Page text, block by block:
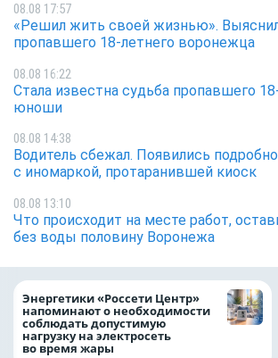
08.08 17:57
«Решил жить своей жизнью».
пропавшего 18-летнего воронежца
08.08 16:22
Стала известна судьба пропавшего
юноши
08.08 14:38
Водитель сбежал. Появились
с иномаркой, протаранившей киоск
08.08 13:10
Что происходит на месте работ,
без воды половину Воронежа
Энергетики «Россети Центр»
напоминают о необходимости
соблюдать допустимую
нагрузку на электросеть
во время жары